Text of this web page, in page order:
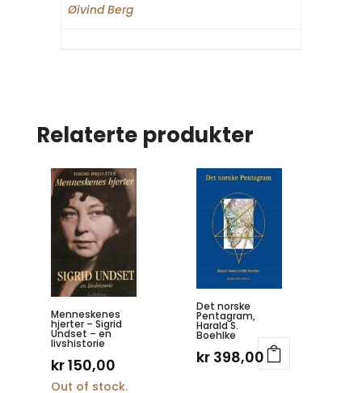
Øivind Berg
Relaterte produkter
Menneskenes
hjerter – Sigrid
Undset – en
livshistorie
kr150,00
Out of stock.
Det norske
Pentagram,
Harald S.
Boehlke
kr 398,00